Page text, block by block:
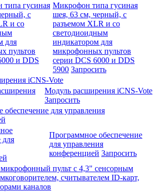
Микрофон типа гусиная
шея, 63 cм, черный, с
разъемом XLR и со
светодиоидным
индикатором для
микрофонных пультов
серии DCS 6000 и DDS
5900 Запросить
iCNS-Vote
Модуль расширения iCNS-Vote
Запросить
обеспечение для управления
Программное обеспечение
для управления
конференцией Запросить
пульт с 4,3" сенсорным
считывателем ID-карт,
каналов